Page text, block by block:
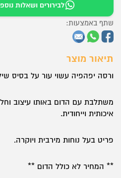
לבירורים ושאלות
תיאור מוצר
ורסה יפהפיה עשוי עור על בסיס
משתלבת עם הדום באותו עיצוב
איכותית וייחודית.
פריט בעל נוחות מירבית ויוקרה.
** המחיר לא כולל הדום **
שתף באמצעות: